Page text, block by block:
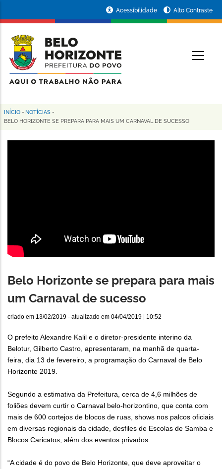
conteúdo
principal
da
Prefeitura
de
Horizonte
Acessibilidade Alto Contraste
Trilha
INÍCIO - NOTÍCIAS -
BELO HORIZONTE SE PREPARA PARA MAIS UM CARNAVAL DE SUCESSO
Belo Horizonte se prepara para mais
um Carnaval de sucesso
criado em 13/02/2019 - atualizado em 04/04/2019 | 10:52
O prefeito Alexandre Kalil e o diretor-presidente interino da
Belotur, Gilberto Castro, apresentaram, na manhã de quarta-
feira, dia 13 de fevereiro, a programação do Carnaval de Belo
Horizonte 2019.
Segundo a estimativa da Prefeitura, cerca de 4,6 milhões de
foliões devem curtir o Carnaval belo-horizontino, que conta com
mais de 600 cortejos de blocos de ruas, shows nos palcos oficiais
em diversas regionais da cidade, desfiles de Escolas de Samba e
Blocos Caricatos, além dos eventos privados.
“A cidade é do povo de Belo Horizonte, que deve aproveitar o